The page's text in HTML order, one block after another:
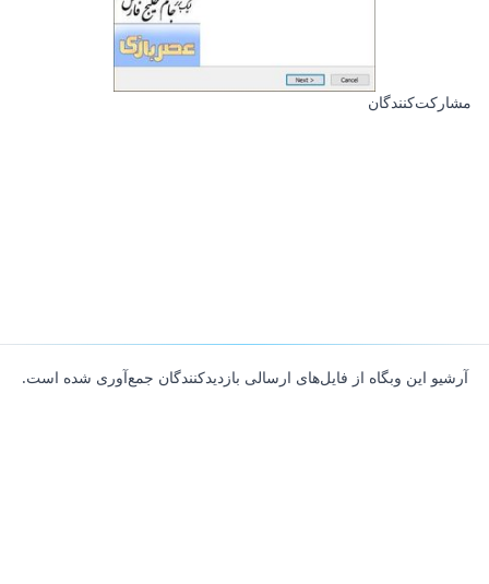
مشارکت‌کنندگان
آرشیو این وبگاه از فایل‌های ارسالی بازدیدکنندگان جمع‌آوری شده است.